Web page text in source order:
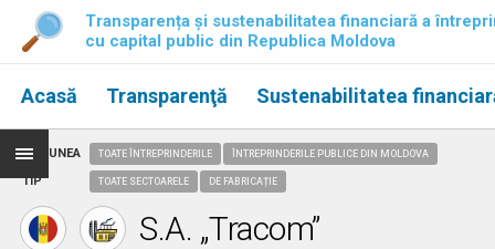
Transparența și sustenabilitatea financiară a
cu capital public din Republica Moldova
Acasă Transparenţă Sustenabilitatea
REGIUNEA
TIP
TOATE ÎNTREPRINDERILE ÎNTREPRINDERILE PUBLICE DIN MOLDOVA
TOATE SECTOARELE DE FABRICAȚIE
S.A. „Tracom”